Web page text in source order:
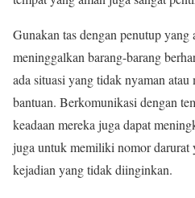
Gunakan tas dengan penutup yang
meninggalkan barang-barang
ada situasi yang tidak nyaman atau
bantuan. Berkomunikasi dengan
keadaan mereka juga dapat
juga untuk memiliki nomor darurat
kejadian yang tidak diinginkan.